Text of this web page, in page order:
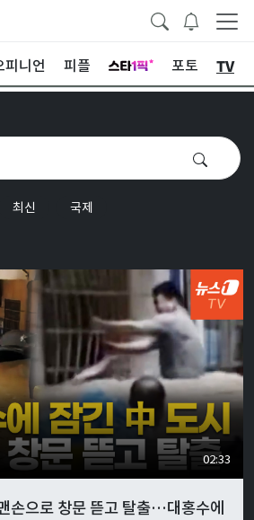
피니언 피플 포토 TV
최신 국제
02:33
손으로 창문 뜯고 탈출…대홍수에